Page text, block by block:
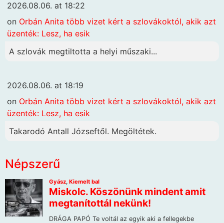
2026.08.06. at 18:22
on Orbán Anita több vizet kért a szlovákoktól, akik azt
üzenték: Lesz, ha esik
A szlovák megtiltotta a helyi műszaki...
2026.08.06. at 18:19
on Orbán Anita több vizet kért a szlovákoktól, akik azt
üzenték: Lesz, ha esik
Takarodó Antall Józseftől. Megöltétek.
Népszerű